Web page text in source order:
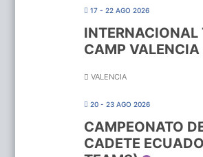
17 - 22 AGO 2026
INTERNACIONAL
CAMP VALENCIA
VALENCIA
20 - 23 AGO 2026
CAMPEONATO
CADETE